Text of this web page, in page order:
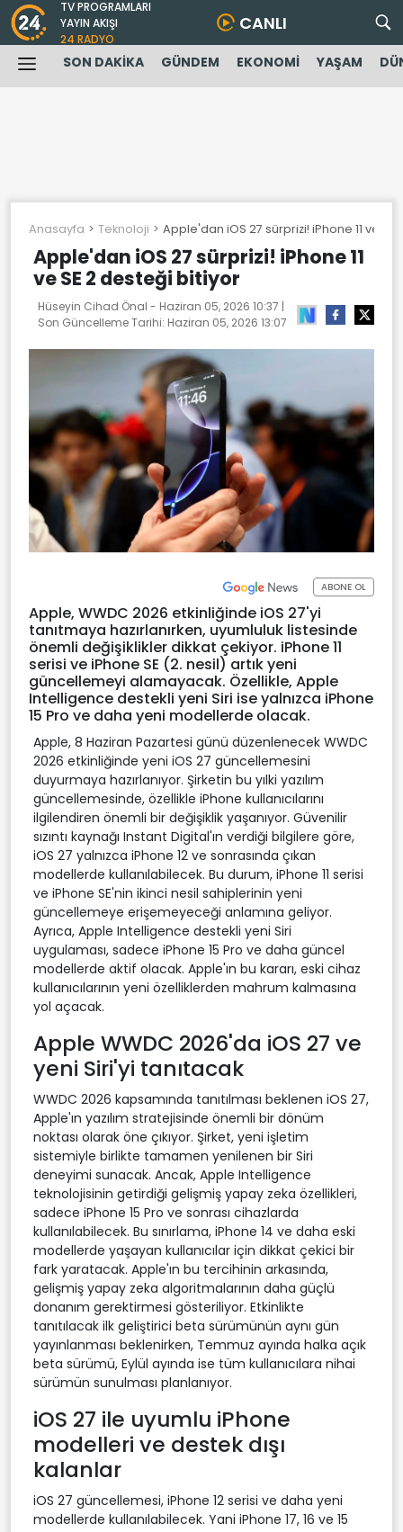
TV PROGRAMLARI
YAYIN AKIŞI
24 RADYO
CANLI
SON DAKİKA GÜNDEM EKONOMİ YAŞAM
Anasayfa Teknoloji Apple'dan iOS 27 sürprizi! iPhone 11 ve
Apple'dan iOS 27 sürprizi! iPhone 11
ve SE 2 desteği bitiyor
Hüseyin Cihad Önal - Haziran 05, 2026 10:37 |
Son Güncelleme Tarihi: Haziran 05, 2026 13:07
ABONE OL
Apple, WWDC 2026 etkinliğinde iOS 27'yi
tanıtmaya hazırlanırken, uyumluluk listesinde
önemli değişiklikler dikkat çekiyor. iPhone 11
serisi ve iPhone SE (2. nesil) artık yeni
güncellemeyi alamayacak. Özellikle, Apple
Intelligence destekli yeni Siri ise yalnızca iPhone
15 Pro ve daha yeni modellerde olacak.
Apple, 8 Haziran Pazartesi günü düzenlenecek WWDC
2026 etkinliğinde yeni iOS 27 güncellemesini
duyurmaya hazırlanıyor. Şirketin bu yılki yazılım
güncellemesinde, özellikle iPhone kullanıcılarını
ilgilendiren önemli bir değişiklik yaşanıyor. Güvenilir
sızıntı kaynağı Instant Digital'ın verdiği bilgilere göre,
iOS 27 yalnızca iPhone 12 ve sonrasında çıkan
modellerde kullanılabilecek. Bu durum, iPhone 11 serisi
ve iPhone SE'nin ikinci nesil sahiplerinin yeni
güncellemeye erişemeyeceği anlamına geliyor.
Ayrıca, Apple Intelligence destekli yeni Siri
uygulaması, sadece iPhone 15 Pro ve daha güncel
modellerde aktif olacak. Apple'ın bu kararı, eski cihaz
kullanıcılarının yeni özelliklerden mahrum kalmasına
yol açacak.
Apple WWDC 2026'da iOS 27 ve
yeni Siri'yi tanıtacak
WWDC 2026 kapsamında tanıtılması beklenen iOS 27,
Apple'ın yazılım stratejisinde önemli bir dönüm
noktası olarak öne çıkıyor. Şirket, yeni işletim
sistemiyle birlikte tamamen yenilenen bir Siri
deneyimi sunacak. Ancak, Apple Intelligence
teknolojisinin getirdiği gelişmiş yapay zeka özellikleri,
sadece iPhone 15 Pro ve sonrası cihazlarda
kullanılabilecek. Bu sınırlama, iPhone 14 ve daha eski
modellerde yaşayan kullanıcılar için dikkat çekici bir
fark yaratacak. Apple'ın bu tercihinin arkasında,
gelişmiş yapay zeka algoritmalarının daha güçlü
donanım gerektirmesi gösteriliyor. Etkinlikte
tanıtılacak ilk geliştirici beta sürümünün aynı gün
yayınlanması beklenirken, Temmuz ayında halka açık
beta sürümü, Eylül ayında ise tüm kullanıcılara nihai
sürümün sunulması planlanıyor.
iOS 27 ile uyumlu iPhone
modelleri ve destek dışı
kalanlar
iOS 27 güncellemesi, iPhone 12 serisi ve daha yeni
modellerde kullanılabilecek. Yani iPhone 17, 16 ve 15